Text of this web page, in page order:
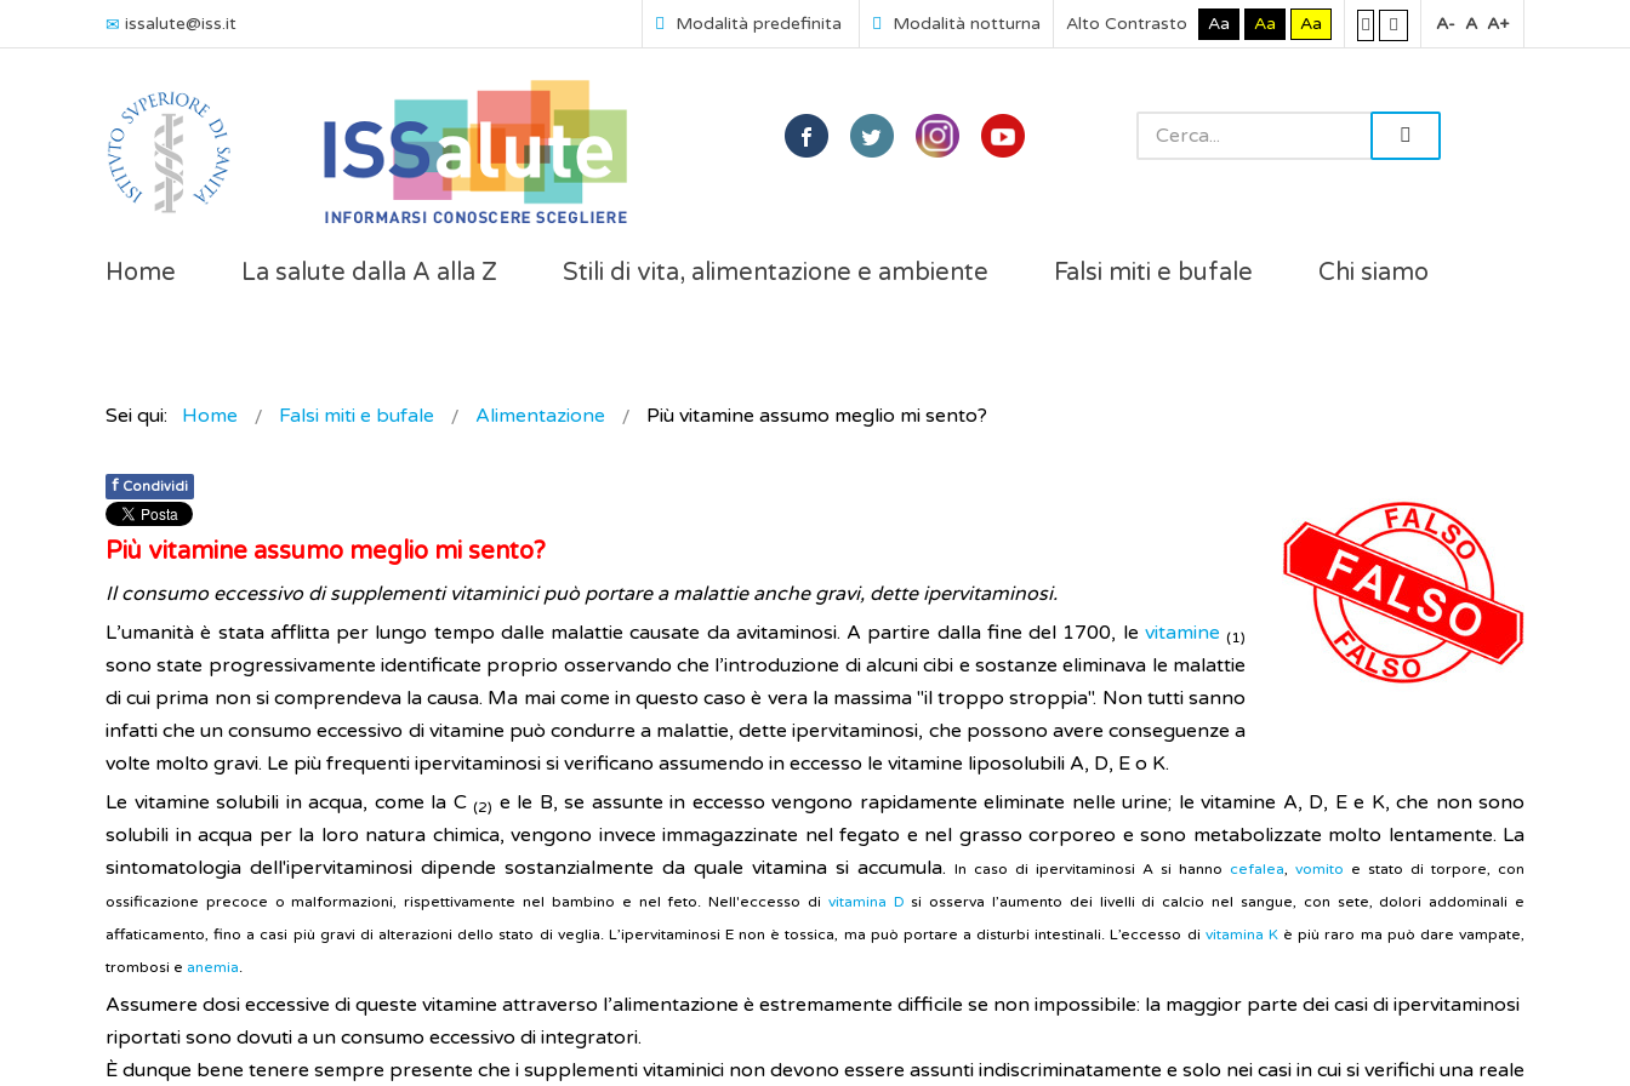
issalute@iss.it Modalità predefinita Modalità notturna Alto Contrasto Aa Aa Aa A- A A+
Home La salute dalla A alla Z Stili di vita, alimentazione e ambiente Falsi miti e bufale Chi siamo
Sei qui: Home Falsi miti e bufale Alimentazione Più vitamine assumo meglio mi sento?
f Condividi
Più vitamine assumo meglio mi sento?
Il consumo eccessivo di supplementi vitaminici può portare a malattie anche gravi, dette ipervitaminosi.
L’umanità è stata afflitta per lungo tempo dalle malattie causate da avitaminosi. A partire dalla fine del 1700, le vitamine (1)
sono state progressivamente identificate proprio osservando che l’introduzione di alcuni cibi e sostanze eliminava le malattie
di cui prima non si comprendeva la causa. Ma mai come in questo caso è vera la massima "il troppo stroppia". Non tutti sanno
infatti che un consumo eccessivo di vitamine può condurre a malattie, dette ipervitaminosi, che possono avere conseguenze a
volte molto gravi. Le più frequenti ipervitaminosi si verificano assumendo in eccesso le vitamine liposolubili A, D, E o K.
Le vitamine solubili in acqua, come la C (2) e le B, se assunte in eccesso vengono rapidamente eliminate nelle urine; le vitamine A, D, E e K, che non sono
solubili in acqua per la loro natura chimica, vengono invece immagazzinate nel fegato e nel grasso corporeo e sono metabolizzate molto lentamente. La
sintomatologia dell'ipervitaminosi dipende sostanzialmente da quale vitamina si accumula. In caso di ipervitaminosi A si hanno cefalea, vomito e stato di torpore, con
ossificazione precoce o malformazioni, rispettivamente nel bambino e nel feto. Nell'eccesso di vitamina D si osserva l’aumento dei livelli di calcio nel sangue, con sete, dolori addominali e
affaticamento, fino a casi più gravi di alterazioni dello stato di veglia. L’ipervitaminosi E non è tossica, ma può portare a disturbi intestinali. L’eccesso di vitamina Kè più raro ma può dare vampate,
trombosi e anemia.
Assumere dosi eccessive di queste vitamine attraverso l’alimentazione è estremamente difficile se non impossibile: la maggior parte dei casi di ipervitaminosi
riportati sono dovuti a un consumo eccessivo di integratori.
È dunque bene tenere sempre presente che i supplementi vitaminici non devono essere assunti indiscriminatamente e solo nei casi in cui si verifichi una reale